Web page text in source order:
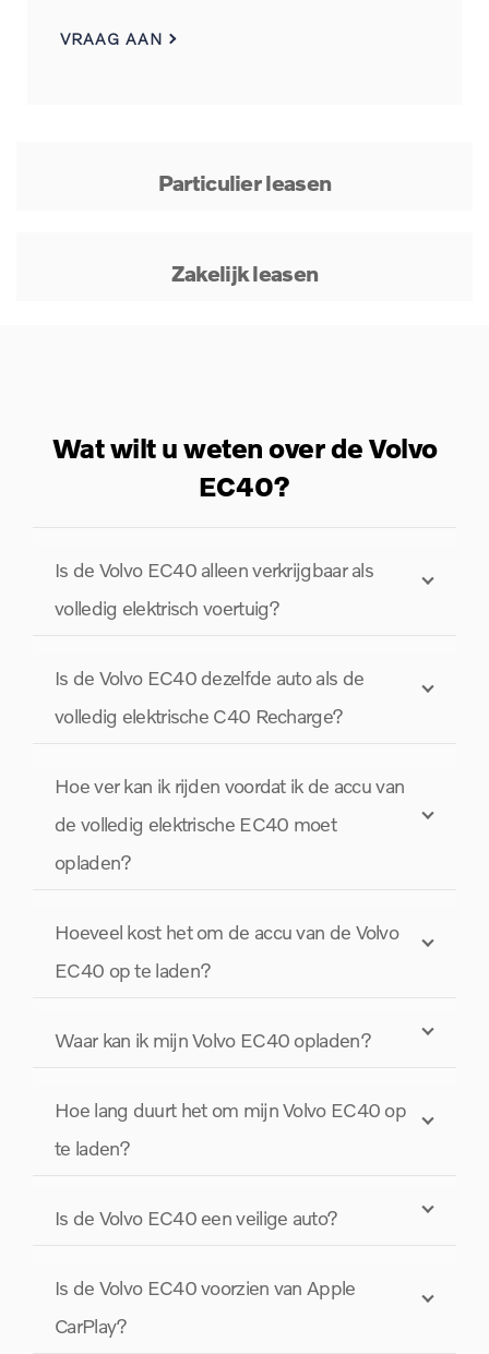
VRAAG AAN
Particulier leasen
Zakelijk leasen
Wat wilt u weten over de Volvo
EC40?
Is de Volvo EC40 alleen verkrijgbaar als
volledig elektrisch voertuig?
Is de Volvo EC40 dezelfde auto als de
volledig elektrische C40 Recharge?
Hoe ver kan ik rijden voordat ik de accu van
de volledig elektrische EC40 moet
opladen?
Hoeveel kost het om de accu van de Volvo
EC40 op te laden?
Waar kan ik mijn Volvo EC40 opladen?
Hoe lang duurt het om mijn Volvo EC40 op
te laden?
Is de Volvo EC40 een veilige auto?
Is de Volvo EC40 voorzien van Apple
CarPlay?